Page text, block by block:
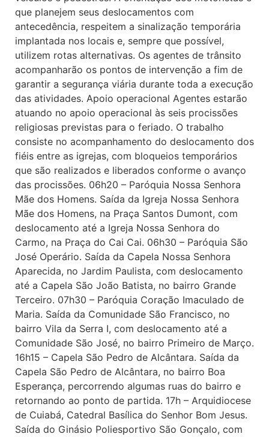
que planejem seus deslocamentos com
antecedência, respeitem a sinalização temporária
implantada nos locais e, sempre que possível,
utilizem rotas alternativas. Os agentes de trânsito
acompanharão os pontos de intervenção a fim de
garantir a segurança viária durante toda a execução
das atividades. Apoio operacional Agentes estarão
atuando no apoio operacional às seis procissões
religiosas previstas para o feriado. O trabalho
consiste no acompanhamento do deslocamento dos
fiéis entre as igrejas, com bloqueios temporários
que são realizados e liberados conforme o avanço
das procissões. 06h20 – Paróquia Nossa Senhora
Mãe dos Homens. Saída da Igreja Nossa Senhora
Mãe dos Homens, na Praça Santos Dumont, com
deslocamento até a Igreja Nossa Senhora do
Carmo, na Praça do Cai Cai. 06h30 – Paróquia São
José Operário. Saída da Capela Nossa Senhora
Aparecida, no Jardim Paulista, com deslocamento
até a Capela São João Batista, no bairro Grande
Terceiro. 07h30 – Paróquia Coração Imaculado de
Maria. Saída da Comunidade São Francisco, no
bairro Vila da Serra I, com deslocamento até a
Comunidade São José, no bairro Primeiro de Março.
16h15 – Capela São Pedro de Alcântara. Saída da
Capela São Pedro de Alcântara, no bairro Boa
Esperança, percorrendo algumas ruas do bairro e
retornando ao ponto de partida. 17h – Arquidiocese
de Cuiabá, Catedral Basílica do Senhor Bom Jesus.
Saída do Ginásio Poliesportivo São Gonçalo, com